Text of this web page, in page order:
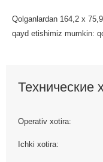
Qolganlardan 164,2 x
qayd etishimiz mumkin:
Технические
Operativ xotira:
Ichki xotira: